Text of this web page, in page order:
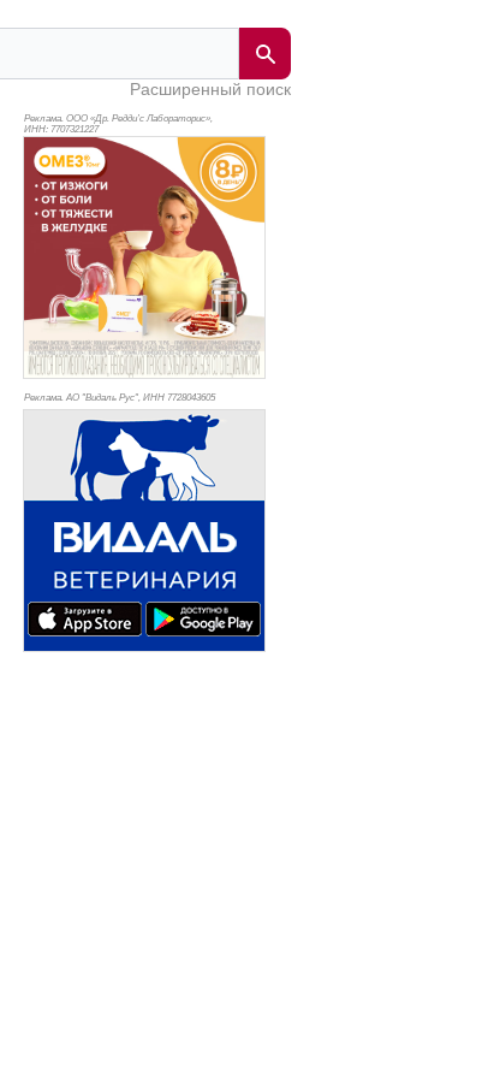
Расширенный поиск
Реклама. ООО «Др. Редди’с Лабораторис»,
ИНН: 7707321227
Реклама. АО "Видаль Рус", ИНН 7728043605